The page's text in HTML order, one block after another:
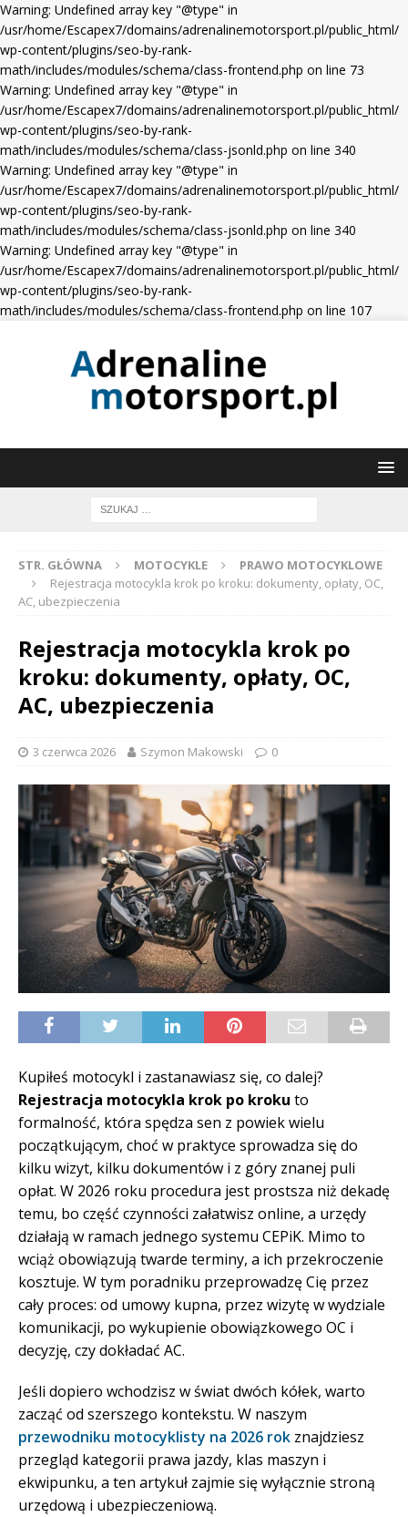
Warning: Undefined array key "@type" in
/usr/home/Escapex7/domains/adrenalinemotorsport.pl/public_html/
wp-content/plugins/seo-by-rank-
math/includes/modules/schema/class-frontend.php on line 73
Warning: Undefined array key "@type" in
/usr/home/Escapex7/domains/adrenalinemotorsport.pl/public_html/
wp-content/plugins/seo-by-rank-
math/includes/modules/schema/class-jsonld.php on line 340
Warning: Undefined array key "@type" in
/usr/home/Escapex7/domains/adrenalinemotorsport.pl/public_html/
wp-content/plugins/seo-by-rank-
math/includes/modules/schema/class-jsonld.php on line 340
Warning: Undefined array key "@type" in
/usr/home/Escapex7/domains/adrenalinemotorsport.pl/public_html/
wp-content/plugins/seo-by-rank-
math/includes/modules/schema/class-frontend.php on line 107
STR. GŁÓWNA MOTOCYKLE
PRAWO MOTOCYKLOWE
Rejestracja motocykla krok po kroku: dokumenty, opłaty, OC,
AC, ubezpieczenia
Rejestracja motocykla krok po
kroku: dokumenty, opłaty, OC,
AC, ubezpieczenia
3 czerwca 2026 Szymon Makowski 0
Kupiłeś motocykl i zastanawiasz się, co dalej?
Rejestracja motocykla krok po kroku to
formalność, która spędza sen z powiek wielu
początkującym, choć w praktyce sprowadza się do
kilku wizyt, kilku dokumentów i z góry znanej puli
opłat. W 2026 roku procedura jest prostsza niż dekadę
temu, bo część czynności załatwisz online, a urzędy
działają w ramach jednego systemu CEPiK. Mimo to
wciąż obowiązują twarde terminy, a ich przekroczenie
kosztuje. W tym poradniku przeprowadzę Cię przez
cały proces: od umowy kupna, przez wizytę w wydziale
komunikacji, po wykupienie obowiązkowego OC i
decyzję, czy dokładać AC.
Jeśli dopiero wchodzisz w świat dwóch kółek, warto
zacząć od szerszego kontekstu. W naszym
przewodniku motocyklisty na 2026 rok znajdziesz
przegląd kategorii prawa jazdy, klas maszyn i
ekwipunku, a ten artykuł zajmie się wyłącznie stroną
urzędową i ubezpieczeniową.